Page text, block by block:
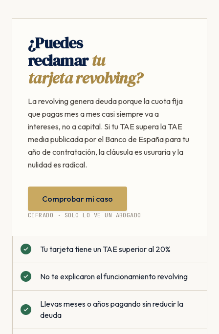
¿Puedes
reclamartu
tarjeta revolving?
La revolving genera deuda porque la cuota fija
que pagas mes a mes casi siempre va a
intereses, no a capital. Si tu TAE supera la TAE
media publicada por el Banco de España para tu
año de contratación, la cláusula es usuraria y la
nulidad es radical.
Comprobar mi caso
CIFRADO · SOLO LO VE UN ABOGADO
Tu tarjeta tiene un TAE superior al 20%
No te explicaron el funcionamiento revolving
Llevas meses o años pagando sin reducir la
deuda